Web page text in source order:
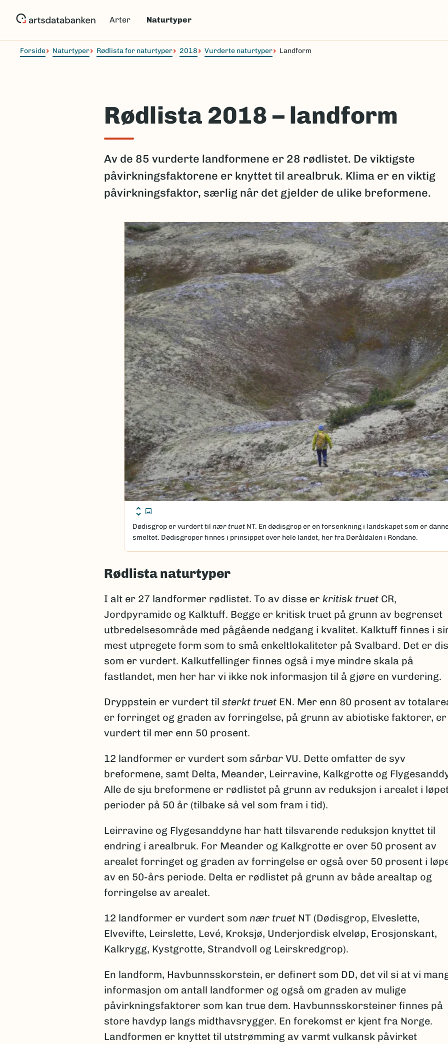
Arter Naturtyper
Forside Naturtyper Rødlista for naturtyper 2018 Vurderte naturtyper Landform
Rødlista 2018 – landform
Av de 85 vurderte landformene er 28 rødlistet. De viktigste
påvirkningsfaktorene er knyttet til arealbruk. Klima er en viktig
påvirkningsfaktor, særlig når det gjelder de ulike breformene.
Dødisgrop er vurdert til nær truet NT. En dødisgrop er en forsenkning i landskapet som er
smeltet. Dødisgroper finnes i prinsippet over hele landet, her fra Døråldalen i Rondane.
Rødlista naturtyper
I alt er 27 landformer rødlistet. To av disse er kritisk truet CR,
Jordpyramide og Kalktuff. Begge er kritisk truet på grunn av begrenset
utbredelsesområde med pågående nedgang i kvalitet. Kalktuff finnes i
mest utpregete form som to små enkeltlokaliteter på Svalbard. Det er
som er vurdert. Kalkutfellinger finnes også i mye mindre skala på
fastlandet, men her har vi ikke nok informasjon til å gjøre en vurdering.
Dryppstein er vurdert til sterkt truet EN. Mer enn 80 prosent av
er forringet og graden av forringelse, på grunn av abiotiske faktorer, er
vurdert til mer enn 50 prosent.
12 landformer er vurdert som sårbar VU. Dette omfatter de syv
breformene, samt Delta, Meander, Leirravine, Kalkgrotte og
Alle de sju breformene er rødlistet på grunn av reduksjon i arealet i
perioder på 50 år (tilbake så vel som fram i tid).
Leirravine og Flygesanddyne har hatt tilsvarende reduksjon knyttet til
endring i arealbruk. For Meander og Kalkgrotte er over 50 prosent av
arealet forringet og graden av forringelse er også over 50 prosent i
av en 50-års periode. Delta er rødlistet på grunn av både arealtap og
forringelse av arealet.
12 landformer er vurdert som nær truet NT (Dødisgrop, Elveslette,
Elvevifte, Leirslette, Levé, Kroksjø, Underjordisk elveløp, Erosjonskant,
Kalkrygg, Kystgrotte, Strandvoll og Leirskredgrop).
En landform, Havbunnsskorstein, er definert som DD, det vil si at vi
informasjon om antall landformer og også om graden av mulige
påvirkningsfaktorer som kan true dem. Havbunnsskorsteiner finnes på
store havdyp langs midthavsrygger. En forekomst er kjent fra Norge.
Landformen er knyttet til utstrømming av varmt vulkansk påvirket